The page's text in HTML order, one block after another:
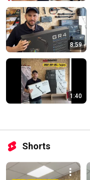
8:59
1:40
Shorts